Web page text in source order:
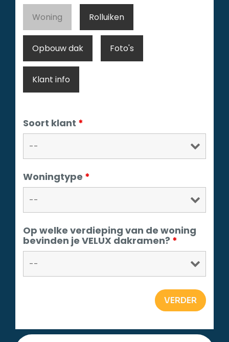
Woning Rolluiken
Opbouw dak Foto's
Klant info
Soort klant *
Woningtype *
Op welke verdieping van de woning
bevinden je VELUX dakramen? *